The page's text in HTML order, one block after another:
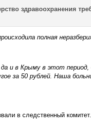
здравоохранения
полная
и в Крыму в этот период,
за 50 рублей. Наша
в следственный